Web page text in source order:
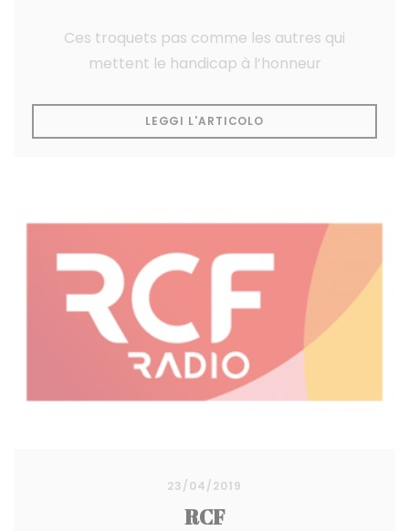
Ces troquets pas comme les autres qui
mettent le handicap à l’honneur
LEGGI L'ARTICOLO
23/04/2019
RCF